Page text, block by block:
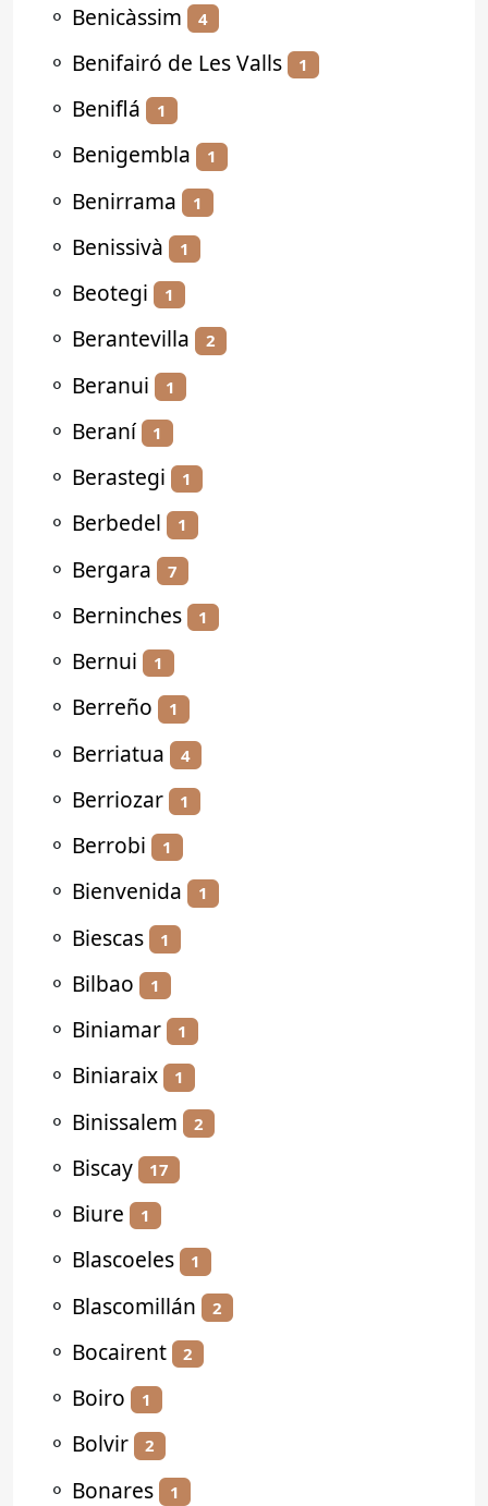
⚬ Benicàssim 4
⚬ Benifairó de Les Valls 1
⚬ Beniflá 1
⚬ Benigembla 1
⚬ Benirrama 1
⚬ Benissivà 1
⚬ Beotegi 1
⚬ Berantevilla 2
⚬ Beranui 1
⚬ Beraní 1
⚬ Berastegi 1
⚬ Berbedel 1
⚬ Bergara 7
⚬ Berninches 1
⚬ Bernui 1
⚬ Berreño 1
⚬ Berriatua 4
⚬ Berriozar 1
⚬ Berrobi 1
⚬ Bienvenida 1
⚬ Biescas 1
⚬ Bilbao 1
⚬ Biniamar 1
⚬ Biniaraix 1
⚬ Binissalem 2
⚬ Biscay 17
⚬ Biure 1
⚬ Blascoeles 1
⚬ Blascomillán 2
⚬ Bocairent 2
⚬ Boiro 1
⚬ Bolvir 2
⚬ Bonares 1